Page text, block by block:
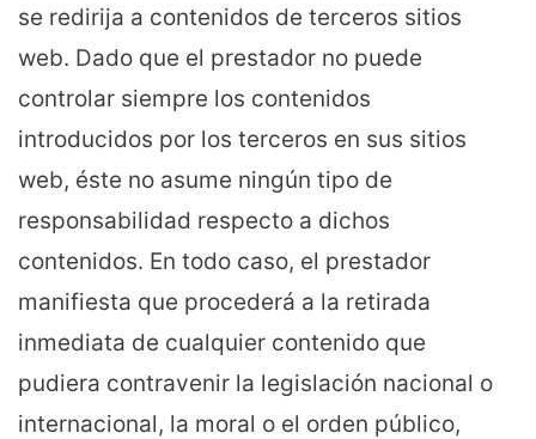
se redirija a contenidos de terceros sitios
web. Dado que el prestador no puede
controlar siempre los contenidos
introducidos por los terceros en sus sitios
web, éste no asume ningún tipo de
responsabilidad respecto a dichos
contenidos. En todo caso, el prestador
manifiesta que procederá a la retirada
inmediata de cualquier contenido que
pudiera contravenir la legislación nacional o
internacional, la moral o el orden público,